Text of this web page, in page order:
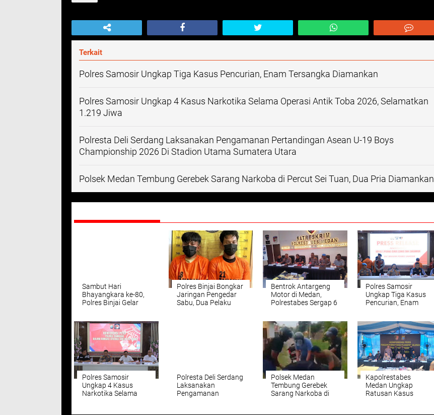
Terkait
Polres Samosir Ungkap Tiga Kasus Pencurian, Enam Tersangka Diamankan
Polres Samosir Ungkap 4 Kasus Narkotika Selama Operasi Antik Toba 2026, Selamatkan
1.219 Jiwa
Polresta Deli Serdang Laksanakan Pengamanan Pertandingan Asean U-19 Boys
Championship 2026 Di Stadion Utama Sumatera Utara
Polsek Medan Tembung Gerebek Sarang Narkoba di Percut Sei Tuan, Dua Pria Diamankan
Sambut Hari
Bhayangkara ke-80,
Polres Binjai Gelar
Polres Binjai Bongkar
Jaringan Pengedar
Sabu, Dua Pelaku
Bentrok Antargeng
Motor di Medan,
Polrestabes Sergap 6
Korban di Patumbak
Polres Samosir
Ungkap Tiga Kasus
Pencurian, Enam
Polres Samosir
Ungkap 4 Kasus
Narkotika Selama
Polresta Deli Serdang
Laksanakan
Pengamanan
Polsek Medan
Tembung Gerebek
Sarang Narkoba di
Kapolrestabes
Medan Ungkap
Ratusan Kasus